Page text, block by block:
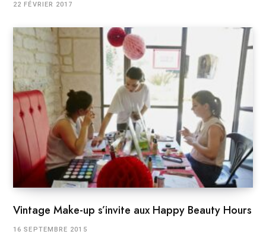
22 FÉVRIER 2017
Vintage Make-up s’invite aux Happy Beauty Hours
16 SEPTEMBRE 2015